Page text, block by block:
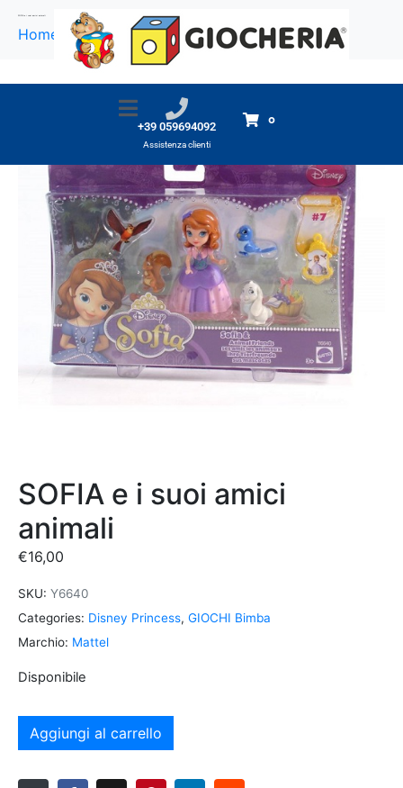
+39 059694092
Assistenza clienti
0
Home Prodotti SOFIA e i suoi amici animali
SOFIA e i suoi amici
animali
€16,00
SKU: Y6640
Categories: Disney Princess, GIOCHI Bimba
Marchio: Mattel
Disponibile
Aggiungi al carrello